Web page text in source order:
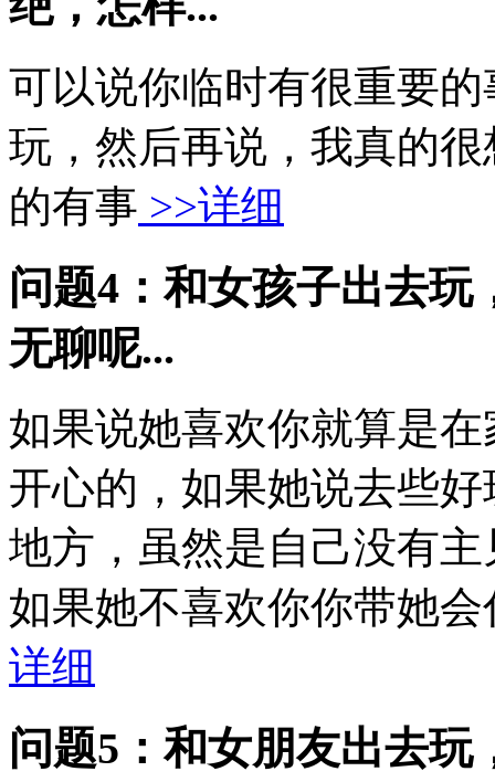
可以说你临时有很重要
玩，然后再说，我真的
的有事 >>详细
问题4：和女孩子出去
无聊呢...
如果说她喜欢你就算是
开心的，如果她说去些
地方，虽然是自己没有
如果她不喜欢你你带她
详细
问题5：和女朋友出去